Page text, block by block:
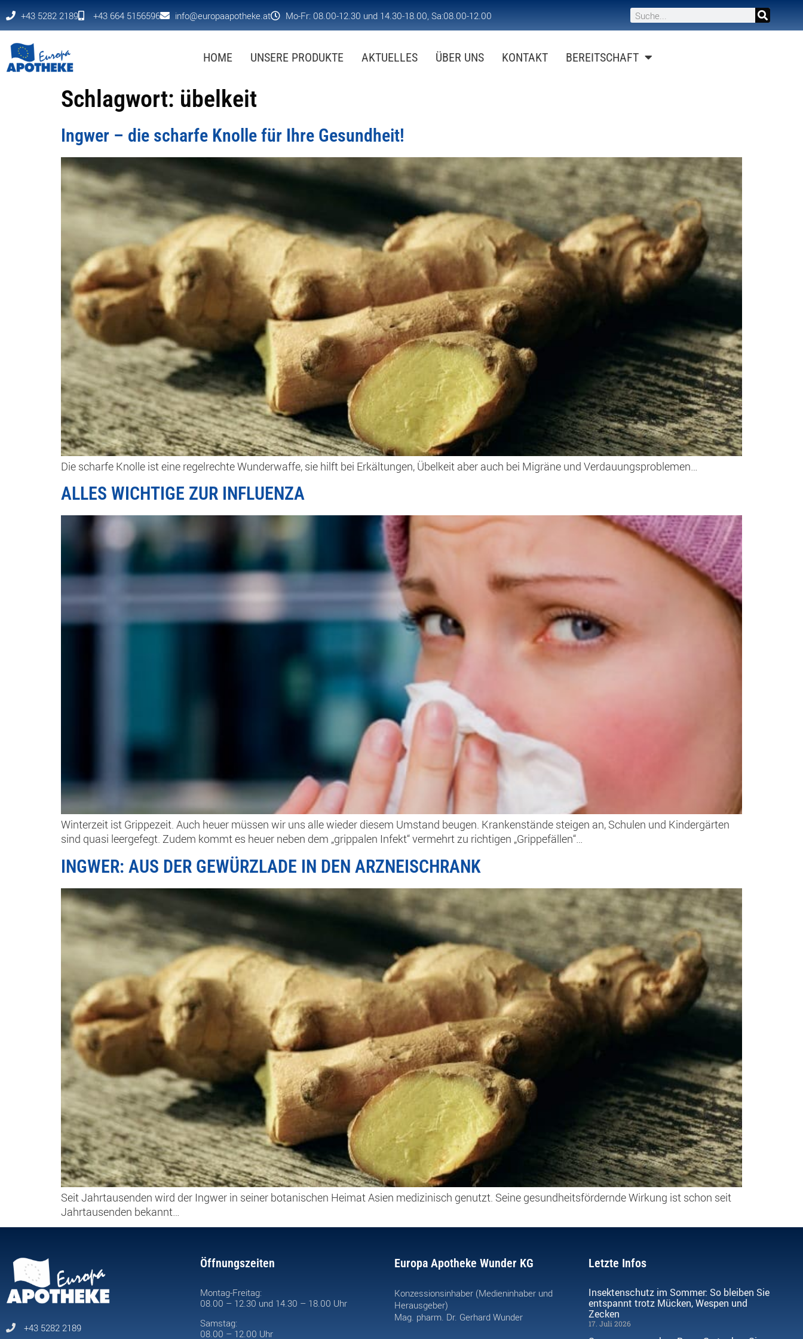
+43 5282 2189 +43 664 5156596 info@europaapotheke.at Mo-Fr: 08.00-12.30 und 14.30-18.00, Sa:08.00-12.00
HOME UNSERE PRODUKTE AKTUELLES ÜBER UNS KONTAKT BEREITSCHAFT
Schlagwort: übelkeit
Ingwer – die scharfe Knolle für Ihre Gesundheit!
Die scharfe Knolle ist eine regelrechte Wunderwaffe, sie hilft bei Erkältungen, Übelkeit aber auch bei Migräne und Verdauungsproblemen…
ALLES WICHTIGE ZUR INFLUENZA
Winterzeit ist Grippezeit. Auch heuer müssen wir uns alle wieder diesem Umstand beugen. Krankenstände steigen an, Schulen und Kindergärten
sind quasi leergefegt. Zudem kommt es heuer neben dem „grippalen Infekt“ vermehrt zu richtigen „Grippefällen“…
INGWER: AUS DER GEWÜRZLADE IN DEN ARZNEISCHRANK
Seit Jahrtausenden wird der Ingwer in seiner botanischen Heimat Asien medizinisch genutzt. Seine gesundheitsfördernde Wirkung ist schon seit
Jahrtausenden bekannt…
+43 5282 2189
Öffnungszeiten
Montag-Freitag:
08.00 – 12.30 und 14.30 – 18.00 Uhr
Samstag:
08.00 – 12.00 Uhr
Europa Apotheke Wunder KG
Konzessionsinhaber (Medieninhaber und
Herausgeber)
Mag. pharm. Dr. Gerhard Wunder
Letzte Infos
Insektenschutz im Sommer: So bleiben Sie
entspannt trotz Mücken, Wespen und
Zecken
17. Juli 2026